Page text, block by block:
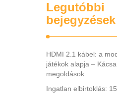
Legutóbbi
bejegyzések
HDMI 2.1 kábel: a
játékok alapja –
megoldások
Ingatlan elbirtoklás: